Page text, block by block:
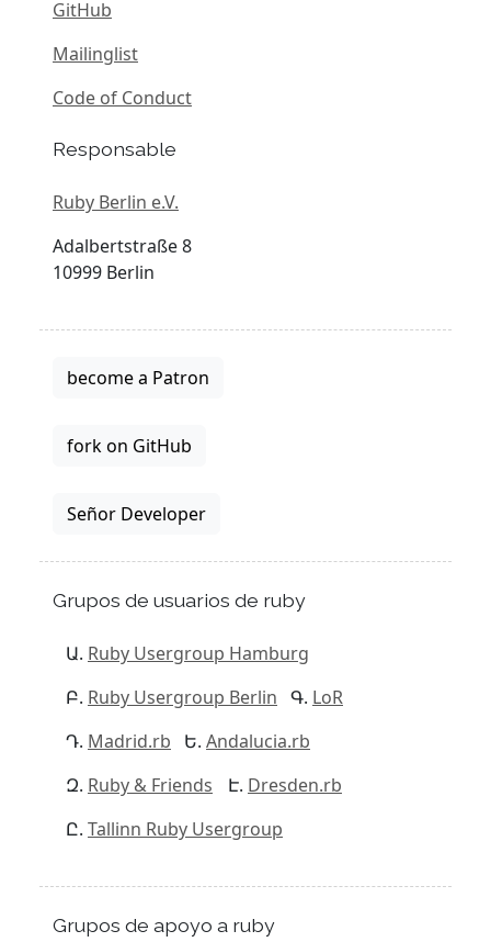
GitHub
Mailinglist
Code of Conduct
Responsable
Ruby Berlin e.V.
Adalbertstraße 8
10999 Berlin
become a Patron
fork on GitHub
Señor Developer
Grupos de usuarios de ruby
Ruby Usergroup Hamburg
Ruby Usergroup Berlin
LoR
Madrid.rb
Andalucia.rb
Ruby & Friends
Dresden.rb
Tallinn Ruby Usergroup
Grupos de apoyo a ruby